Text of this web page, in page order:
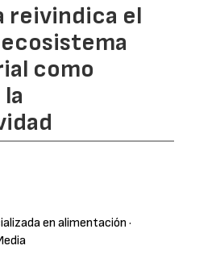
reivindica el
como
en alimentación ·